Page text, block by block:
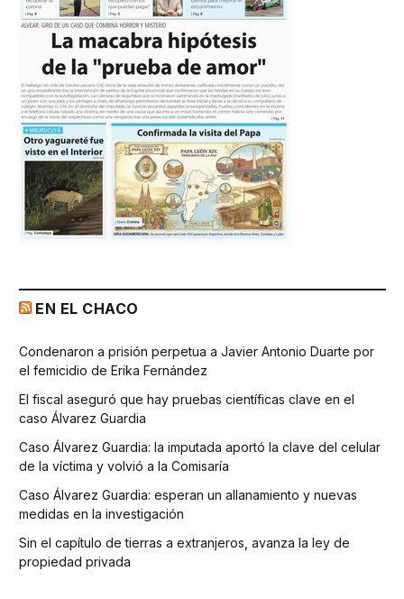
EN EL CHACO
Condenaron a prisión perpetua a Javier Antonio Duarte por
el femicidio de Erika Fernández
El fiscal aseguró que hay pruebas científicas clave en el
caso Álvarez Guardia
Caso Álvarez Guardia: la imputada aportó la clave del celular
de la víctima y volvió a la Comisaría
Caso Álvarez Guardia: esperan un allanamiento y nuevas
medidas en la investigación
Sin el capítulo de tierras a extranjeros, avanza la ley de
propiedad privada